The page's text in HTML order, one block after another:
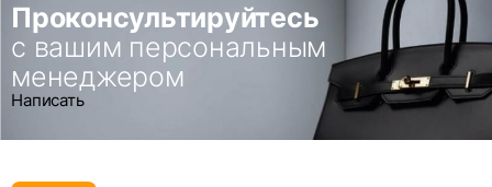
Проконсультируйтесь
с вашим персональным
менеджером
Написать